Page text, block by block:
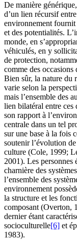
De manière
d’un lien récursif
environnement fournit
et des potentialités.
monde, en
véhiculés, en y
de protection,
comme des
Bien sûr, la nature du
varie selon la
mais l’ensemble des
lien bilatéral entre ces
son rapport à
centrale dans un tel
sur une base à la fois
soutenir l’évolution
culture (Cole, 1999;
2001). Les personnes
charnière des
l’ensemble des
environnement
la structure et les
composant (Overton,
dernier étant
socioculturelle[6] et
1983).